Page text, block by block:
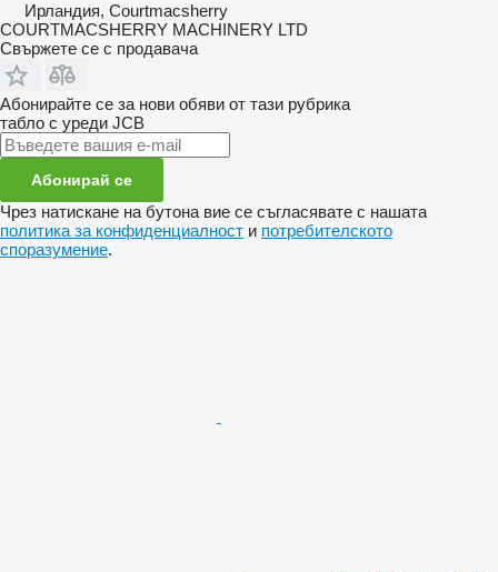
Ирландия, Courtmacsherry
COURTMACSHERRY MACHINERY LTD
Свържете се с продавача
Абонирайте се за нови обяви от тази рубрика
табло с уреди JCB
Абонирай се
Чрез натискане на бутона вие се съгласявате с нашата
политика за конфиденциалност и потребителското
споразумение.